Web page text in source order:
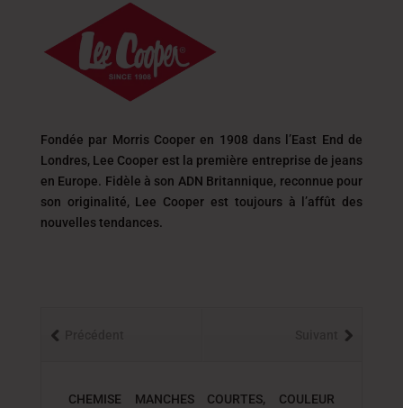
Fondée par Morris Cooper en 1908 dans l’East End de
Londres, Lee Cooper est la première entreprise de jeans
en Europe. Fidèle à son ADN Britannique, reconnue pour
son originalité, Lee Cooper est toujours à l’affût des
nouvelles tendances.
CHEMISE MANCHES COURTES, COULEUR